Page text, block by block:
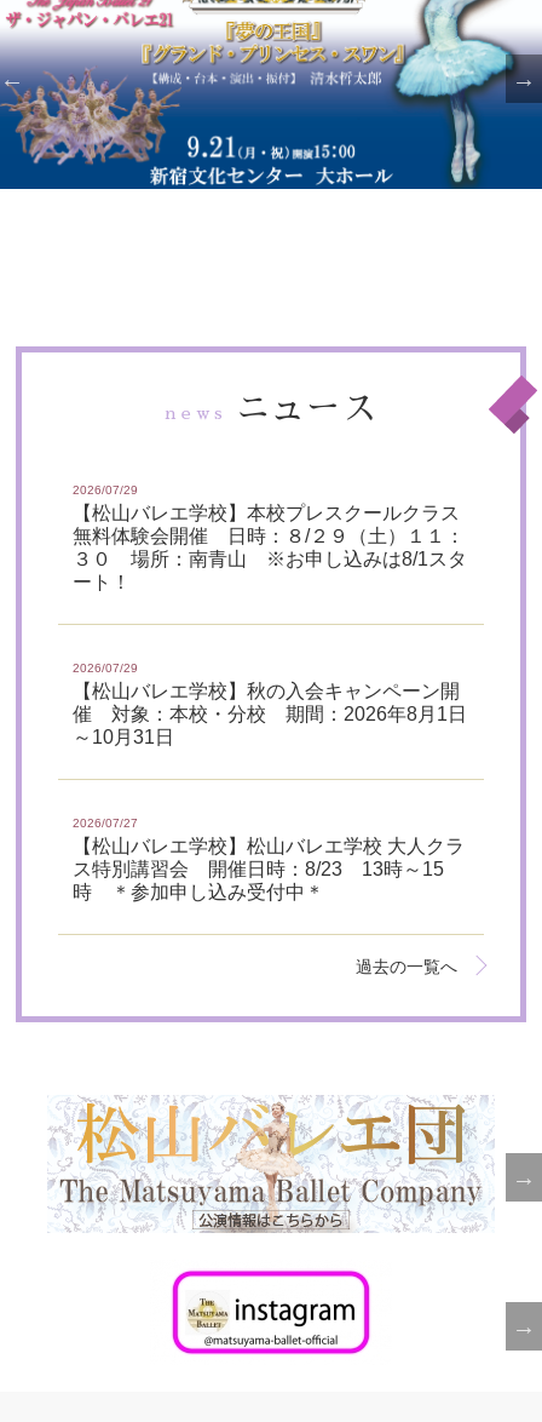
news ニュース
2026/07/29
【松山バレエ学校】本校プレスクールクラス
無料体験会開催 日時：８/２９（土）１１：
３０ 場所：南青山 ※お申し込みは8/1スタ
ート！
2026/07/29
【松山バレエ学校】秋の入会キャンペーン開
催 対象：本校・分校 期間：2026年8月1日
～10月31日
2026/07/27
【松山バレエ学校】松山バレエ学校 大人クラ
ス特別講習会 開催日時：8/23 13時～15
時 ＊参加申し込み受付中＊
過去の一覧へ